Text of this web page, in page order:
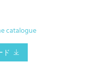
catalogue
ド